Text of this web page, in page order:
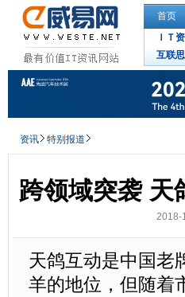
首页
ＩＴ
互联
资讯 特别报道
跨领域突袭 天
2018-
天鸽互动是中国老
羊的地位，但随着